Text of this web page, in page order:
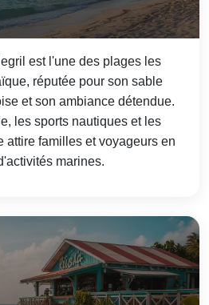
est l'une des plages les
réputée pour son sable
et son ambiance détendue.
les sports nautiques et les
attire familles et voyageurs en
marines.